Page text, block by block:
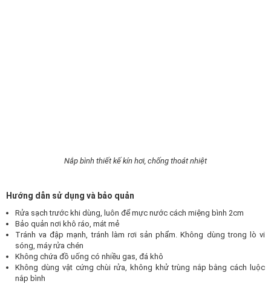
Nắp bình thiết kế kín hơi, chống thoát nhiệt
Hướng dẫn sử dụng và bảo quản
Rửa sạch trước khi dùng, luôn để mực nước cách miệng bình 2cm
Bảo quản nơi khô ráo, mát mẻ
Tránh va đập mạnh, tránh làm rơi sản phẩm. Không dùng trong lò vi
sóng, máy rửa chén
Không chứa đồ uống có nhiều gas, đá khô
Không dùng vật cứng chùi rửa, không khử trùng nắp bằng cách luộc
nắp bình